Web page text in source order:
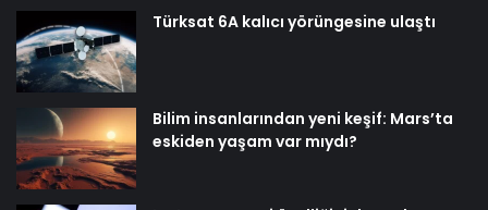
Türksat 6A kalıcı yörüngesine ulaştı
Bilim insanlarından yeni keşif: Mars’ta
eskiden yaşam var mıydı?